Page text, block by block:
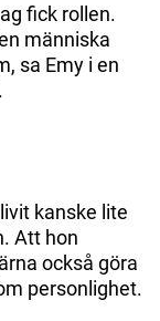
fick rollen.
människa
sa Emy i en
kanske lite
Att hon
också göra
personlighet.